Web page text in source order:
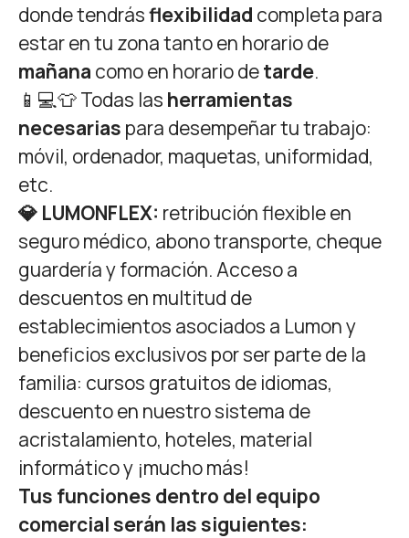
donde tendrásflexibilidad completa para
estar en tu zona tanto en horario de
mañana como en horario detarde.
📱💻👕 Todas las herramientas
necesarias para desempeñar tu trabajo:
móvil, ordenador, maquetas, uniformidad,
etc.
💎 LUMONFLEX: retribución flexible en
seguro médico, abono transporte, cheque
guardería y formación. Acceso a
descuentos en multitud de
establecimientos asociados a Lumon y
beneficios exclusivos por ser parte de la
familia: cursos gratuitos de idiomas,
descuento en nuestro sistema de
acristalamiento, hoteles, material
informático y ¡mucho más!
Tus funciones dentro del equipo
comercial serán las siguientes: